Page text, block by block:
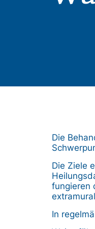
Die
Die Ziele
fungieren
In